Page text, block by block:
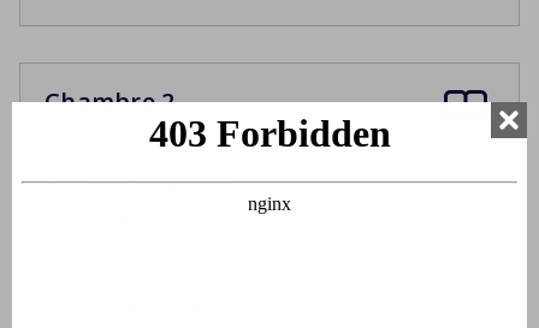
Chambre 2
Premier étage
Deux lits simples
Lits à sommier à ressorts